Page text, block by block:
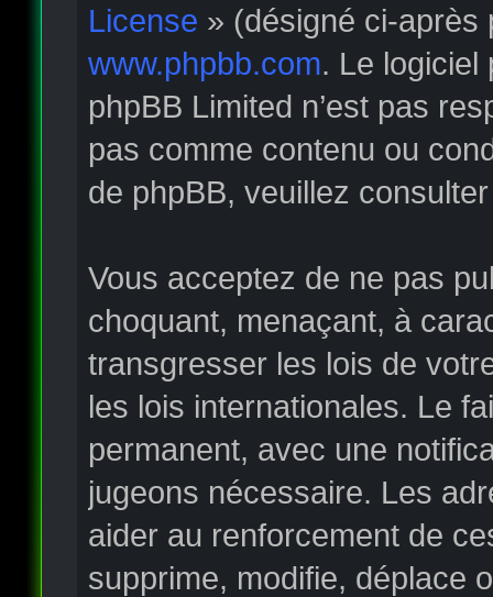
License » (désigné ci-après
www.phpbb.com. Le logiciel
phpBB Limited n’est pas
pas comme contenu ou
de phpBB, veuillez
Vous acceptez de ne pas
choquant, menaçant, à
transgresser les lois de
les lois internationales. Le
permanent, avec une
jugeons nécessaire. Les
aider au renforcement de
supprime, modifie, déplace